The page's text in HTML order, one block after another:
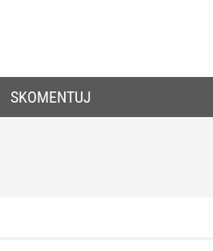
SKOMENTUJ